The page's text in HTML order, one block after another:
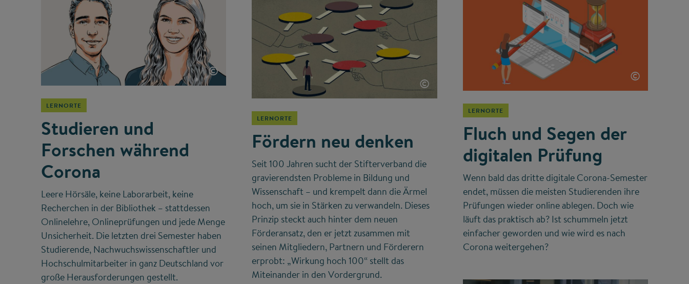
©
LERNORTE
Studieren und
Forschen während
Corona
Leere Hörsäle, keine Laborarbeit, keine
Recherchen in der Bibliothek – stattdessen
Onlinelehre, Onlineprüfungen und jede Menge
Unsicherheit. Die letzten drei Semester haben
Studierende, Nachwuchswissenschaftler und
Hochschulmitarbeiter in ganz Deutschland vor
große Herausforderungen gestellt.
©
LERNORTE
Fördern neu denken
Seit 100 Jahren sucht der Stifterverband die
gravierendsten Probleme in Bildung und
Wissenschaft – und krempelt dann die Ärmel
hoch, um sie in Stärken zu verwandeln. Dieses
Prinzip steckt auch hinter dem neuen
Förderansatz, den er jetzt zusammen mit
seinen Mitgliedern, Partnern und Förderern
erprobt: „Wirkung hoch 100“ stellt das
Miteinander in den Vordergrund.
©
LERNORTE
Fluch und Segen der
digitalen Prüfung
Wenn bald das dritte digitale Corona-Semester
endet, müssen die meisten Studierenden ihre
Prüfungen wieder online ablegen. Doch wie
läuft das praktisch ab? Ist schummeln jetzt
einfacher geworden und wie wird es nach
Corona weitergehen?